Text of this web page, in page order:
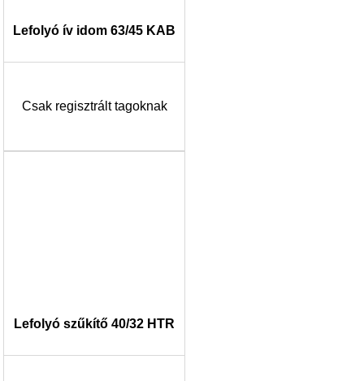
Lefolyó ív idom 63/45 KAB
Csak regisztrált tagoknak
Lefolyó szűkítő 40/32 HTR